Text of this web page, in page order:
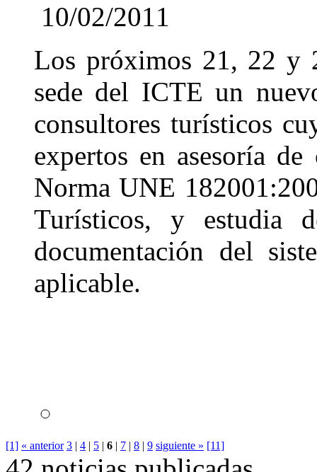
10/02/2011
Los próximos 21, 22 y
sede del ICTE un
consultores turísticos
expertos en asesoría
Norma UNE
Turísticos, y estudia
documentación del
aplicable.
[1] « anterior 3 | 4 | 5 | 6 | 7 | 8 | 9 siguiente » [11]